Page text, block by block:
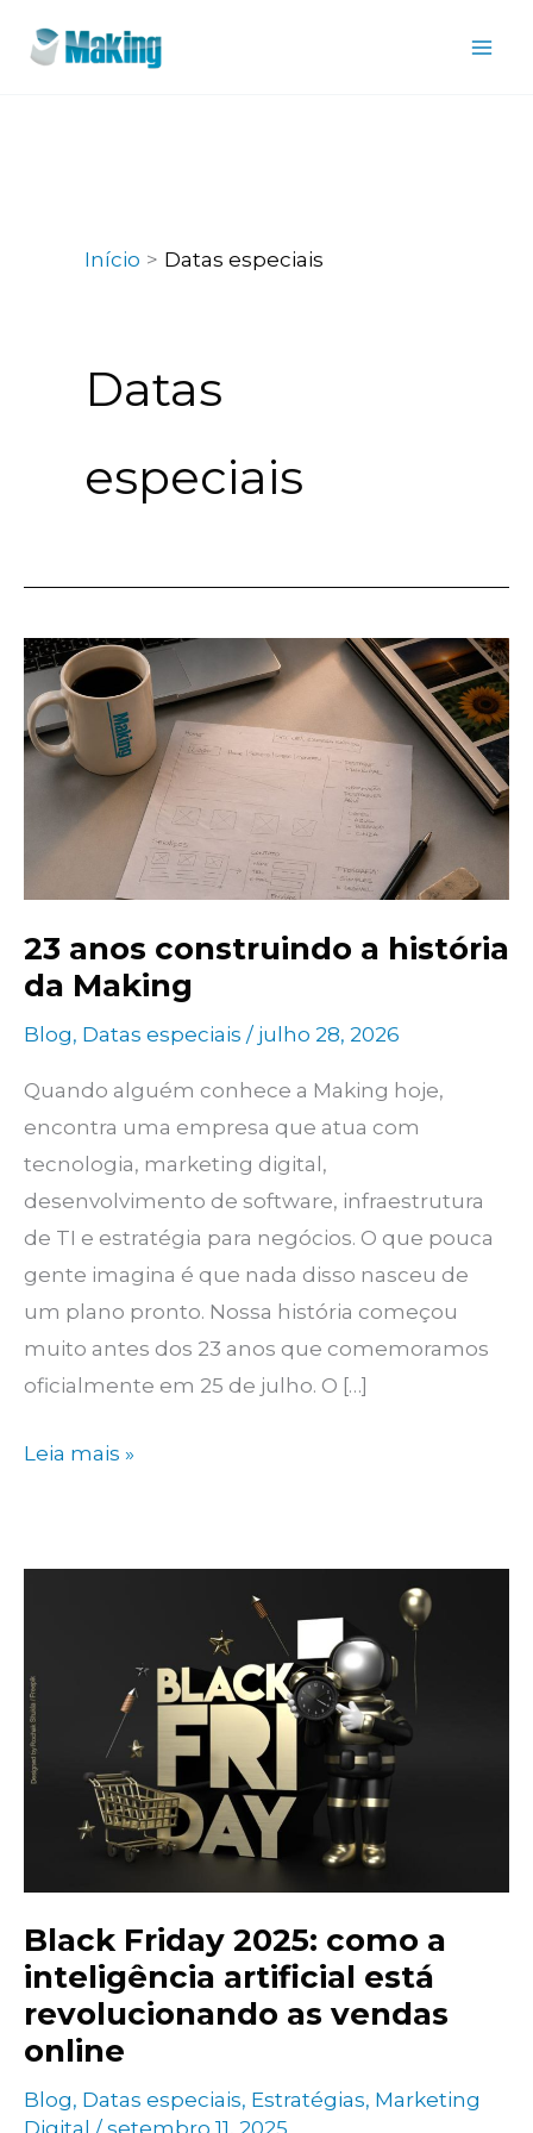
para
Início Datas especiais
Datas
especiais
23 anos construindo a história
da Making
Blog, Datas especiais / julho 28, 2026
Quando alguém conhece a Making hoje,
encontra uma empresa que atua com
tecnologia, marketing digital,
desenvolvimento de software, infraestrutura
de TI e estratégia para negócios. O que pouca
gente imagina é que nada disso nasceu de
um plano pronto. Nossa história começou
muito antes dos 23 anos que comemoramos
oficialmente em 25 de julho. O […]
23
Making
Leia mais »
Black Friday 2025: como a
inteligência artificial está
revolucionando as vendas
online
Blog, Datas especiais, Estratégias, Marketing